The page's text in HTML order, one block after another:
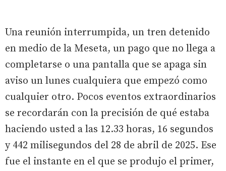
Una reunión interrumpida, un tren detenido
en medio de la Meseta, un pago que no llega a
completarse o una pantalla que se apaga sin
aviso un lunes cualquiera que empezó como
cualquier otro. Pocos eventos extraordinarios
se recordarán con la precisión de qué estaba
haciendo usted a las 12.33 horas, 16 segundos
y 442 milisegundos del 28 de abril de 2025. Ese
fue el instante en el que se produjo el primer,